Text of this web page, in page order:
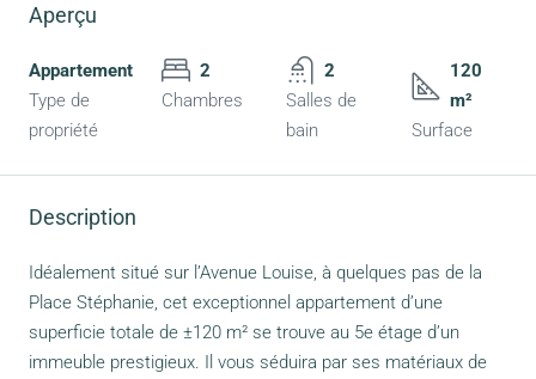
Aperçu
Appartement
Type de
propriété
2
Chambres
2
Salles de
bain
120
m²
Surface
Description
Idéalement situé sur l’Avenue Louise, à quelques pas de la
Place Stéphanie, cet exceptionnel appartement d’une
superficie totale de ±120 m² se trouve au 5e étage d’un
immeuble prestigieux. Il vous séduira par ses matériaux de